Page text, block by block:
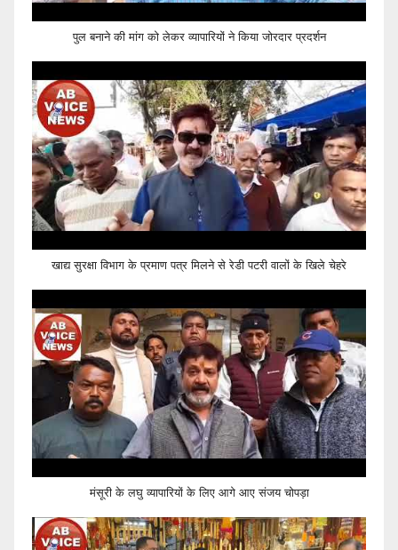
पुल बनाने की मांग को लेकर व्यापारियों ने किया जोरदार प्रदर्शन
खाद्य सुरक्षा विभाग के प्रमाण पत्र मिलने से रेडी पटरी वालों के खिले चेहरे
मंसूरी के लघु व्यापारियों के लिए आगे आए संजय चोपड़ा